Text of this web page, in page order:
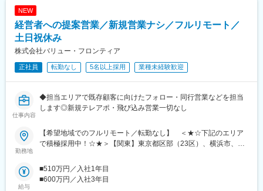
駅、新八柱駅、大宮駅(埼玉県)、南浦和駅、さいたま新都心駅、北
浦和駅、浦和駅、和光市駅、西川口駅、東川口駅、朝霞駅、新越
谷駅、川越駅、蕨駅、志木駅、所沢駅、草加駅、大阪難波駅、淀
頭駅、西大橋駅、肥後橋駅、阿波座駅、北浜駅(大阪府)、なんば駅
府)、東部市場前駅、今川駅(大阪府)、中津駅(大阪府・阪急線)、な
にわ橋駅、天満駅、中津駅(地下鉄)、中崎町駅、扇町駅(大阪府)、
駅(名古屋市営)、伏屋駅、稲永駅、笠寺駅、左京山駅、武蔵小杉
駅、目黒駅、秋葉原駅、新橋駅、東京駅、町田駅、綾瀬駅、大手
駅、四ツ谷駅、あざみ野駅、湘南台駅、天王洲アイル駅、日吉駅
(神奈川県)、溝の口駅、長津田駅、登戸駅、戸塚駅、海老名駅(相
NEW
経営者への提案営業／新規営業ナシ／フルリモート／
土日祝休み
株式会社バリュー・フロンティア
正社員 転勤なし 5名以上採用 業種未経験歓迎
仕事内容
◆担当エリアで既存顧客に向けたフォロー・同行営業などを担当
します◎新規テレアポ・飛び込み営業一切なし
勤務地
【希望地域でのフルリモート／転勤なし】 ＜★☆下記のエリア
で積極採用中！☆★＞【関東】東京都区部（23区）、横浜市、川
市、新潟市【北海道・東北】札幌市、仙台市【中国・九州】広島
市、岡山市、福岡市、北九州市、熊本市◎上記のエリアに通える
給与
■510万円／入社1年目
■600万円／入社3年目